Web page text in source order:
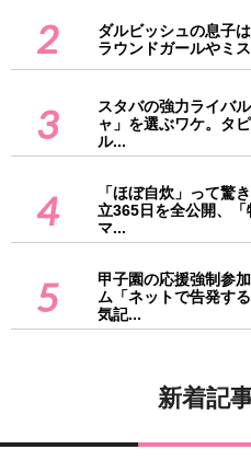
2
ダルビッシュの息子
ラウンドガールやミ
3
スタバの強力ライバ
ャ」を選ぶワケ。タ
ル...
4
「ほぼ自炊」って驚
立365日を全公開、
マ...
5
甲子園の応援強制参
ム「ネットで告発す
気記...
新着記